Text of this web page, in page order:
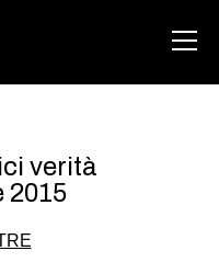
verità
2015